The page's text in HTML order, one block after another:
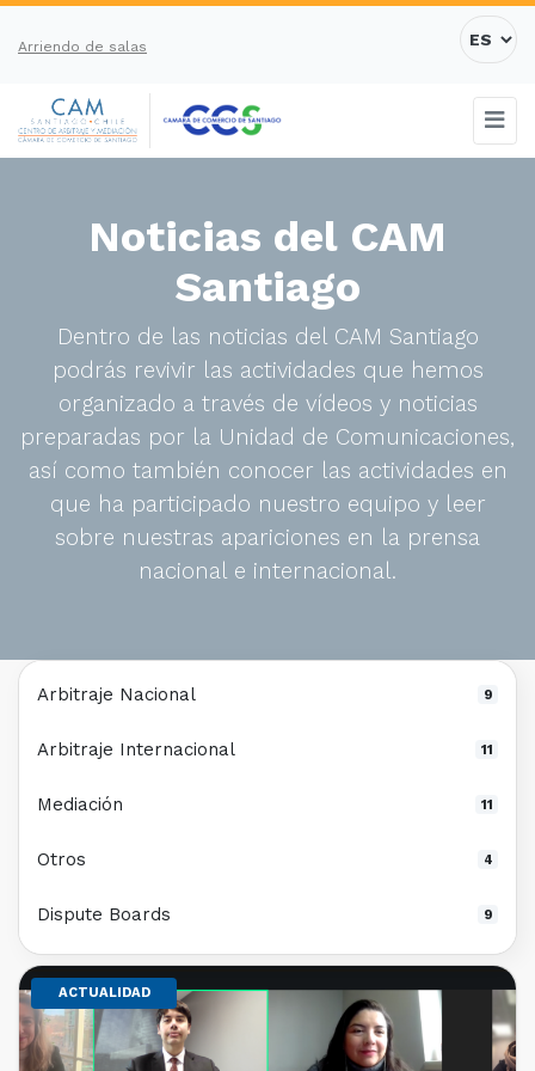
Arriendo de salas
Noticias del CAM
Santiago
Dentro de las noticias del CAM Santiago
podrás revivir las actividades que hemos
organizado a través de vídeos y noticias
preparadas por la Unidad de Comunicaciones,
así como también conocer las actividades en
que ha participado nuestro equipo y leer
sobre nuestras apariciones en la prensa
nacional e internacional.
ACTUALIDAD
Arbitraje Nacional 9
Arbitraje Internacional 11
Mediación 11
Otros 4
Dispute Boards 9